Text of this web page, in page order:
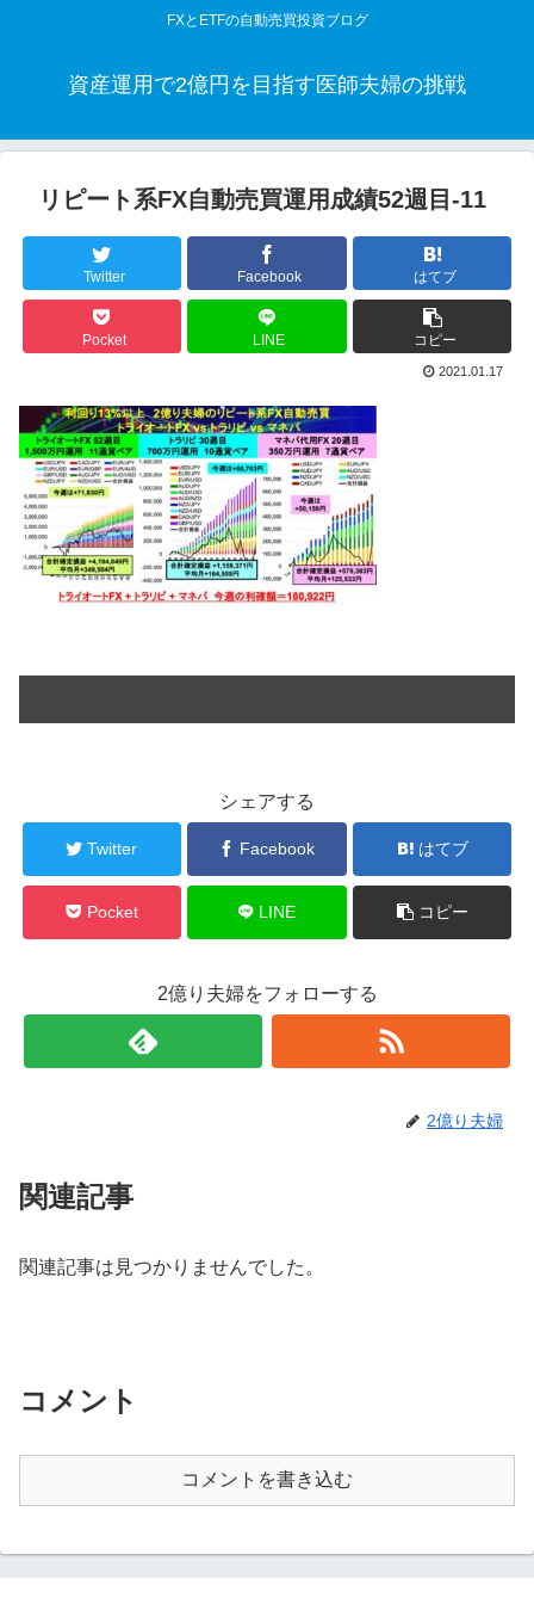
FXとETFの自動売買投資ブログ
資産運用で2億円を目指す医師夫婦の挑戦
リピート系FX自動売買運用成績52週目-11
Twitter Facebook はてブ
Pocket LINE コピー
2021.01.17
シェアする
Twitter Facebook はてブ
Pocket LINE コピー
2億り夫婦をフォローする
2億り夫婦
関連記事
関連記事は見つかりませんでした。
コメント
コメントを書き込む